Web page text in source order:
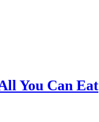
You Can Eat